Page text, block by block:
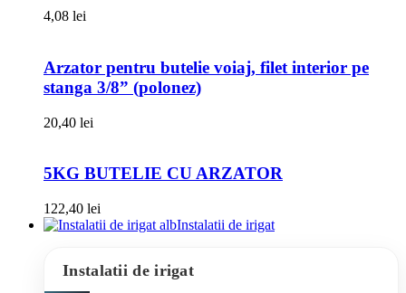
4,08 lei
Arzator pentru butelie voiaj, filet interior pe
stanga 3/8” (polonez)
20,40 lei
5KG BUTELIE CU ARZATOR
122,40 lei
Instalatii de irigat
Instalatii de irigat